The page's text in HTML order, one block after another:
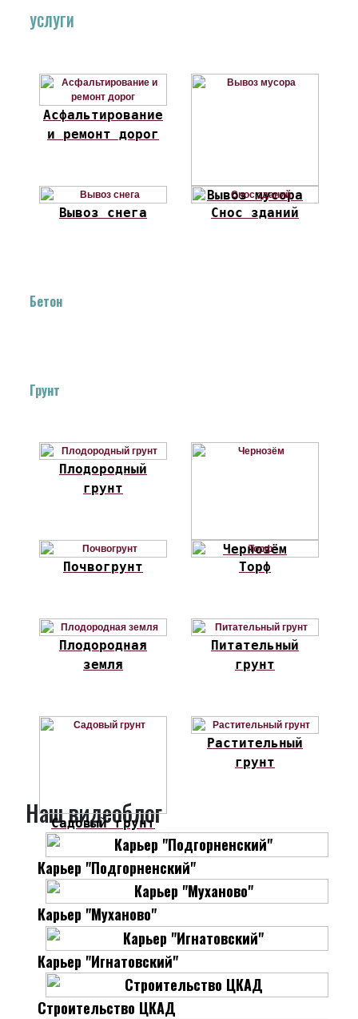
УСЛУГИ
Асфальтирование
и ремонт дорог
Вывоз мусора
Вывоз снега
Снос зданий
Бетон
Грунт
Плодородный
грунт
Чернозём
Почвогрунт
Торф
Плодородная
земля
Питательный
грунт
Садовый грунт
Растительный
грунт
Наш видеоблог
Карьер "Подгорненский"
Карьер "Муханово"
Карьер "Игнатовский"
Строительство ЦКАД